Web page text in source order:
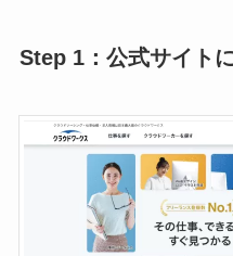
Step 1：公式サイト